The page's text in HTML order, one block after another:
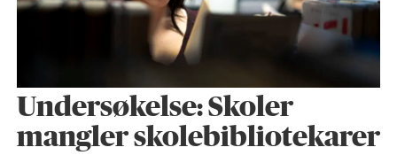
Undersøkelse: Skoler
mangler skolebibliotekarer